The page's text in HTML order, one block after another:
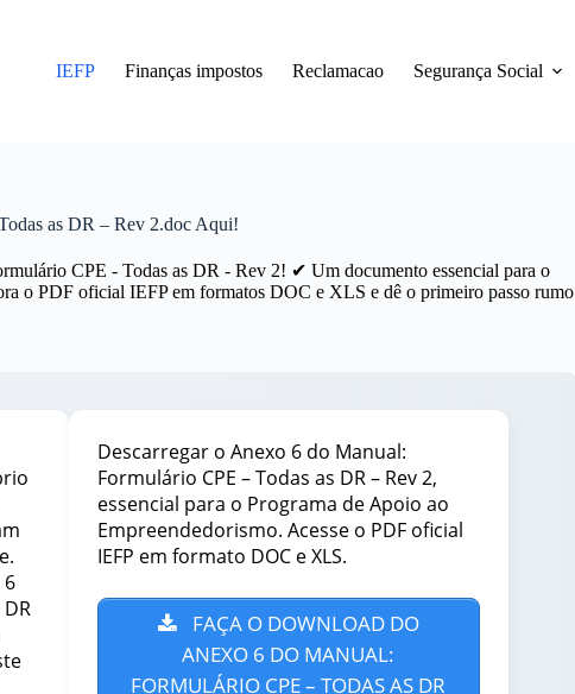
IEFP Finanças impostos Reclamacao Segurança Social
as DR – Rev 2.doc Aqui!
CPE - Todas as DR - Rev 2! ✔ Um documento essencial para o
o PDF oficial IEFP em formatos DOC e XLS e dê o primeiro passo rumo
Descarregar o Anexo 6 do Manual:
Formulário CPE – Todas as DR – Rev 2,
essencial para o Programa de Apoio ao
Empreendedorismo. Acesse o PDF oficial
IEFP em formato DOC e XLS.
FAÇA O DOWNLOAD DO
ANEXO 6 DO MANUAL:
FORMULÁRIO CPE – TODAS AS DR